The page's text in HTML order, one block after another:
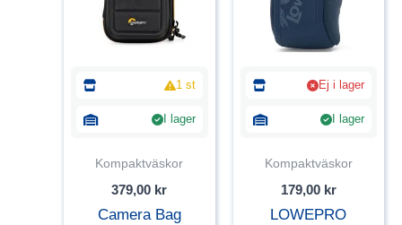
1 st
I lager
Kompaktväskor
379,00 kr
Camera Bag
Ej i lager
I lager
Kompaktväskor
179,00 kr
LOWEPRO